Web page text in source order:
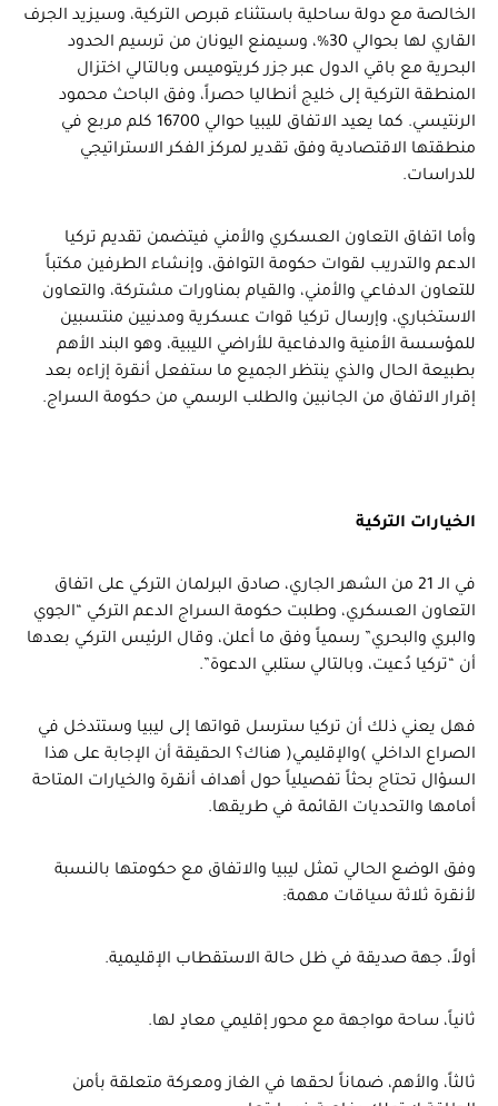
الخالصة مع دولة ساحلية باستثناء قبرص التركية، وسيزيد الجرف
القاري لها بحوالي 30%، وسيمنع اليونان من ترسيم الحدود
البحرية مع باقي الدول عبر جزر كريتوميس وبالتالي اختزال
المنطقة التركية إلى خليج أنطاليا حصراً، وفق الباحث محمود
الرنتيسي. كما يعيد الاتفاق لليبيا حوالي 16700 كلم مربع في
منطقتها الاقتصادية وفق تقدير لمركز الفكر الاستراتيجي
للدراسات.
وأما اتفاق التعاون العسكري والأمني فيتضمن تقديم تركيا
الدعم والتدريب لقوات حكومة التوافق، وإنشاء الطرفين مكتباً
للتعاون الدفاعي والأمني، والقيام بمناورات مشتركة، والتعاون
الاستخباري، وإرسال تركيا قوات عسكرية ومدنيين منتسبين
للمؤسسة الأمنية والدفاعية للأراضي الليبية، وهو البند الأهم
بطبيعة الحال والذي ينتظر الجميع ما ستفعل أنقرة إزاءه بعد
إقرار الاتفاق من الجانبين والطلب الرسمي من حكومة السراج.
الخيارات التركية
في الـ 21 من الشهر الجاري، صادق البرلمان التركي على اتفاق
التعاون العسكري، وطلبت حكومة السراج الدعم التركي “الجوي
والبري والبحري” رسمياً وفق ما أعلن، وقال الرئيس التركي بعدها
أن “تركيا دُعيت، وبالتالي ستلبي الدعوة”.
فهل يعني ذلك أن تركيا سترسل قواتها إلى ليبيا وستتدخل في
الصراع الداخلي )والإقليمي( هناك؟ الحقيقة أن الإجابة على هذا
السؤال تحتاج بحثاً تفصيلياً حول أهداف أنقرة والخيارات المتاحة
أمامها والتحديات القائمة في طريقها.
وفق الوضع الحالي تمثل ليبيا والاتفاق مع حكومتها بالنسبة
لأنقرة ثلاثة سياقات مهمة:
أولاً، جهة صديقة في ظل حالة الاستقطاب الإقليمية.
ثانياً، ساحة مواجهة مع محور إقليمي معادٍ لها.
ثالثاً، والأهم، ضماناً لحقها في الغاز ومعركة متعلقة بأمن